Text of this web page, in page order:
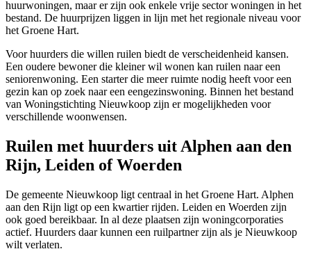
huurwoningen, maar er zijn ook enkele vrije sector woningen in het
bestand. De huurprijzen liggen in lijn met het regionale niveau voor
het Groene Hart.
Voor huurders die willen ruilen biedt de verscheidenheid kansen.
Een oudere bewoner die kleiner wil wonen kan ruilen naar een
seniorenwoning. Een starter die meer ruimte nodig heeft voor een
gezin kan op zoek naar een eengezinswoning. Binnen het bestand
van Woningstichting Nieuwkoop zijn er mogelijkheden voor
verschillende woonwensen.
Ruilen met huurders uit Alphen aan den
Rijn, Leiden of Woerden
De gemeente Nieuwkoop ligt centraal in het Groene Hart. Alphen
aan den Rijn ligt op een kwartier rijden. Leiden en Woerden zijn
ook goed bereikbaar. In al deze plaatsen zijn woningcorporaties
actief. Huurders daar kunnen een ruilpartner zijn als je Nieuwkoop
wilt verlaten.